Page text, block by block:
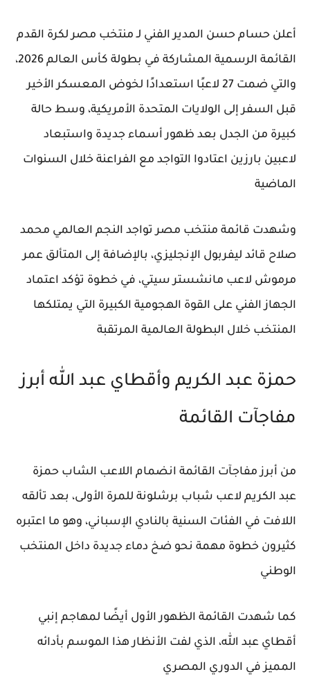
أعلن حسام حسن المدير الفني لـ منتخب مصر لكرة القدم
القائمة الرسمية المشاركة في بطولة كأس العالم 2026،
والتي ضمت 27 لاعبًا استعدادًا لخوض المعسكر الأخير
قبل السفر إلى الولايات المتحدة الأمريكية، وسط حالة
كبيرة من الجدل بعد ظهور أسماء جديدة واستبعاد
لاعبين بارزين اعتادوا التواجد مع الفراعنة خلال السنوات
الماضية
وشهدت قائمة منتخب مصر تواجد النجم العالمي محمد
صلاح قائد ليفربول الإنجليزي، بالإضافة إلى المتألق عمر
مرموش لاعب مانشستر سيتي، في خطوة تؤكد اعتماد
الجهاز الفني على القوة الهجومية الكبيرة التي يمتلكها
المنتخب خلال البطولة العالمية المرتقبة
حمزة عبد الكريم وأقطاي عبد الله أبرز
مفاجآت القائمة
من أبرز مفاجآت القائمة انضمام اللاعب الشاب حمزة
عبد الكريم لاعب شباب برشلونة للمرة الأولى، بعد تألقه
اللافت في الفئات السنية بالنادي الإسباني، وهو ما اعتبره
كثيرون خطوة مهمة نحو ضخ دماء جديدة داخل المنتخب
الوطني
كما شهدت القائمة الظهور الأول أيضًا لمهاجم إنبي
أقطاي عبد الله، الذي لفت الأنظار هذا الموسم بأدائه
المميز في الدوري المصري